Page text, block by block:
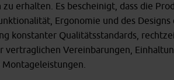
erhalten. Es bescheinigt, dass die
Ergonomie und des
konstanter Qualitätsstandards,
vertraglichen Vereinbarungen,